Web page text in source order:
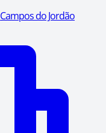
Campos do Jordão